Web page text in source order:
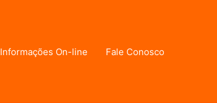
Informações On-line Fale Conosco